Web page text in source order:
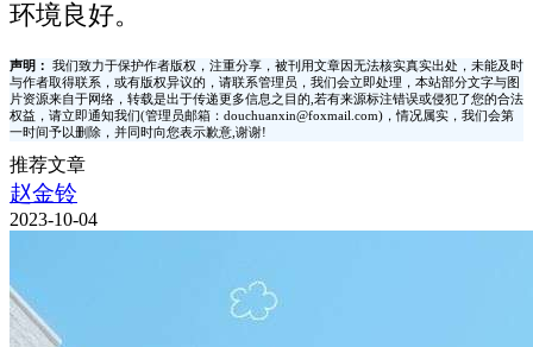
环境良好。
声明：
我们致力于保护作者版权，注重分享，被刊用文章因无法核实真实出处，未能及时
与作者取得联系，或有版权异议的，请联系管理员，我们会立即处理，本站部分文字与图
片资源来自于网络，转载是出于传递更多信息之目的,若有来源标注错误或侵犯了您的合法
权益，请立即通知我们(管理员邮箱：douchuanxin@foxmail.com)，情况属实，我们会第
一时间予以删除，并同时向您表示歉意,谢谢!
推荐文章
赵金铃
2023-10-04